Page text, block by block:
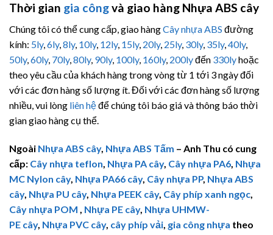
Thời gian gia côngvà giao hàng Nhựa ABS cây
Chúng tôi có thể cung cấp, giao hàngCây nhựa ABS đường
kính: 5ly,6ly,8ly, 10ly, 12ly, 15ly, 20ly, 25ly, 30ly, 35ly,40ly,
50ly,60ly, 70ly,80ly, 90ly, 100ly, 160ly, 200lyđến 330lyhoặc
theo yêu cầu của khách hàng trong vòng từ 1 tới 3 ngày đối
với các đơn hàng số lượng ít. Đối với các đơn hàng số lượng
nhiều, vui lòng liên hệđể chúng tôi báo giá và thông báo thời
gian giao hàng cụ thể.
Ngoài Nhựa ABS cây, Nhựa ABS Tấm – Anh Thu có cung
cấp: Cây nhựa teflon Nhựa PA cây, Cây nhựa PA6 Nhựa
MC Nylon cây, Nhựa PA66 cây, Cây nhựa PP, Nhựa ABS
cây, Nhựa PU cây, Nhựa PEEK cây, Cây phíp xanh ngọc
Cây nhựa POM
Nhựa PE cây, Nhựa UHMW-
PE cây, Nhựa PVC cây, cây phíp vải gia công nhựa theo